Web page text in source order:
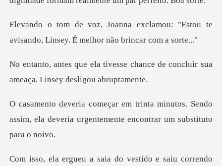
amou: "Estou te
avisando, Linsey.
se chance de concluir sua
ameaç
utos. Sendo
assim, ela deveria urgentemen